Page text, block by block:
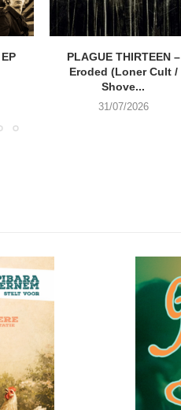
PLAGUE THIRTEEN –
Eroded (Loner Cult /
Shove...
31/07/2026